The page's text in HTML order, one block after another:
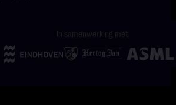
In samenwerking met